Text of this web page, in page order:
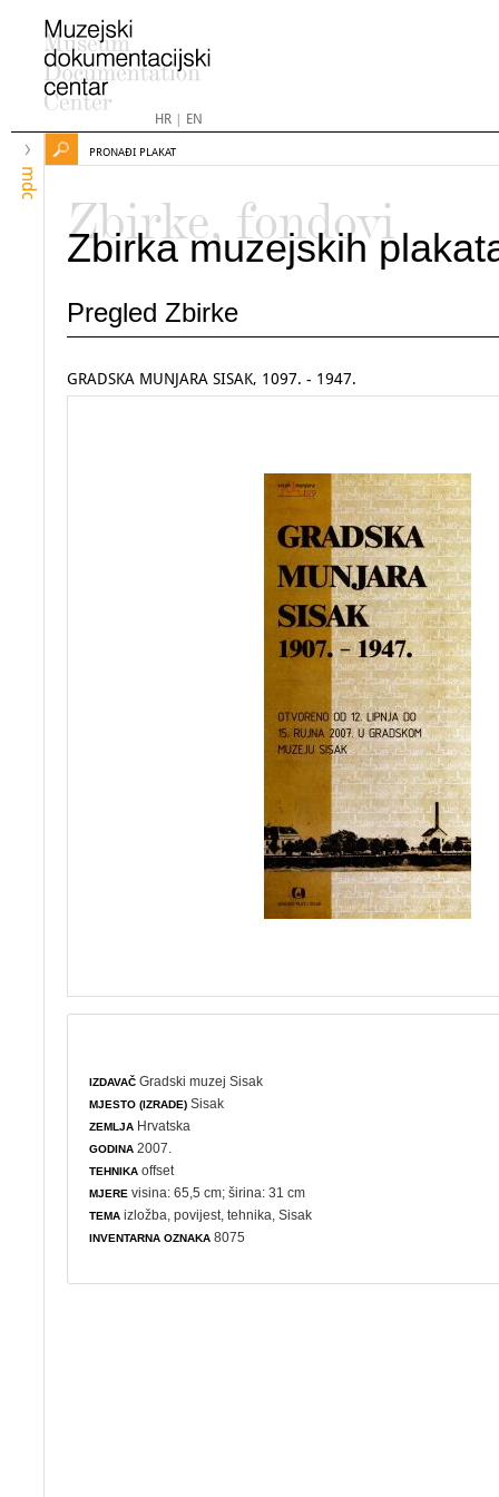
HR| EN
mdc
PRONAĐI PLAKAT
Zbirke, fondovi
Zbirka muzejskih
Pregled Zbirke
GRADSKA MUNJARA SISAK, 1097. - 1947.
IZDAVAČ Gradski muzej Sisak
MJESTO (IZRADE) Sisak
ZEMLJA Hrvatska
GODINA 2007.
TEHNIKA offset
MJERE visina: 65,5 cm; širina: 31 cm
TEMA izložba ,povijest ,tehnika , Sisak
INVENTARNA OZNAKA 8075